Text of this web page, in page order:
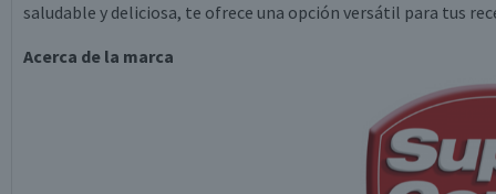
saludable y deliciosa, te ofrece una opción versátil para tus
Acerca de la marca